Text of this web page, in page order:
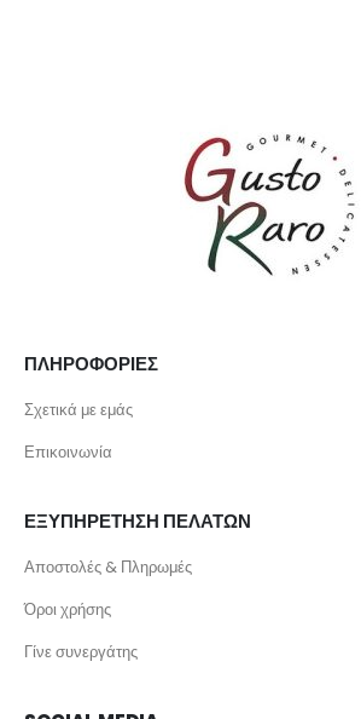
ΠΛΗΡΟΦΟΡΙΕΣ
Σχετικά με εμάς
Επικοινωνία
ΕΞΥΠΗΡΕΤΗΣΗ ΠΕΛΑΤΩΝ
Αποστολές & Πληρωμές
Όροι χρήσης
Γίνε συνεργάτης